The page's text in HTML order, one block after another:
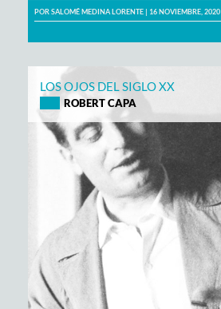
PORSALOMÉ MEDINA LORENTE | 16 NOVIEMBRE, 2020
LOS OJOS DEL SIGLO XX
ROBERT CAPA